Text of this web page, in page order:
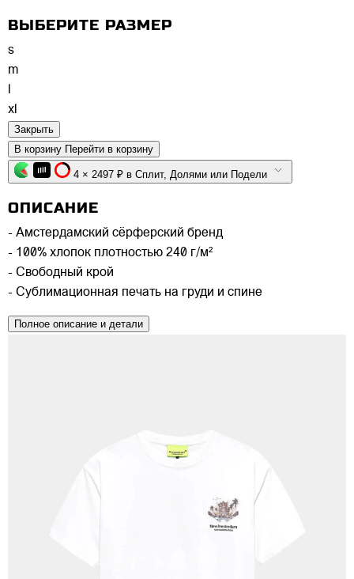
ВЫБЕРИТЕ РАЗМЕР
s
m
l
xl
Закрыть
В корзину Перейти в корзину
4 × 2497 ₽ в Сплит, Долями или Подели
ОПИСАНИЕ
- Амстердамский сёрферский бренд
- 100% хлопок плотностью 240 г/м²
- Свободный крой
- Сублимационная печать на груди и спине
Полное описание и детали